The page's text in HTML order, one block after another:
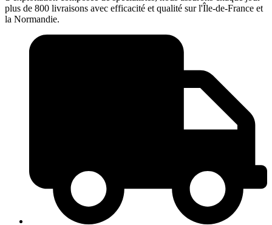
plus de 800 livraisons avec efficacité et qualité sur l'Île-de-France et
la Normandie.